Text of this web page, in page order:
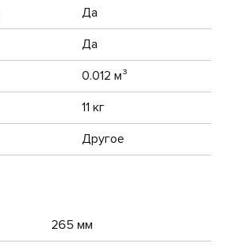
Да
Да
0.012 м³
11 кг
Другое
265 мм